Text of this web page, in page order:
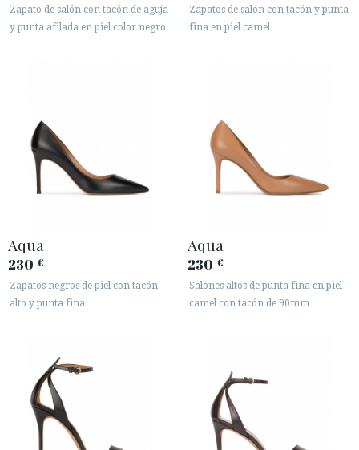
Zapato de salón con tacón de aguja
y punta afilada en piel color negro
Zapatos de salón con tacón y punta
fina en piel camel
Aqua
230 €
Zapatos negros de piel con tacón
alto y punta fina
Aqua
230 €
Salones altos de punta fina en piel
camel con tacón de 90mm